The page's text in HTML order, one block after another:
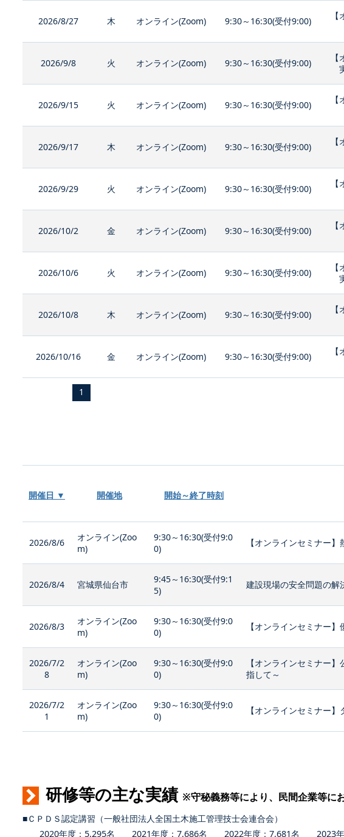
2026/8/27 木 オンライン(Zoom) 9:30～16:30(受付9:00)
2026/9/8 火 オンライン(Zoom) 9:30～16:30(受付9:00)
2026/9/15 火 オンライン(Zoom) 9:30～16:30(受付9:00)
2026/9/17 木 オンライン(Zoom) 9:30～16:30(受付9:00)
2026/9/29 火 オンライン(Zoom) 9:30～16:30(受付9:00)
2026/10/2 金 オンライン(Zoom) 9:30～16:30(受付9:00)
2026/10/6 火 オンライン(Zoom) 9:30～16:30(受付9:00)
2026/10/8 木 オンライン(Zoom) 9:30～16:30(受付9:00)
2026/10/16 金 オンライン(Zoom) 9:30～16:30(受付9:00)
1
開催日 ▼ 開催地 開始～終了時刻
2026/8/6
オンライン(Zoo
m)
9:30～16:30(受付9:0
0)
【オンラインセミナー
2026/8/4 宮城県仙台市
9:45～16:30(受付9:1
5)
建設現場の安全問題の解
2026/8/3
オンライン(Zoo
m)
9:30～16:30(受付9:0
0)
【オンラインセミナー
2026/7/2
8
オンライン(Zoo
m)
9:30～16:30(受付9:0
0)
【オンラインセミナー
指して～
2026/7/2
1
オンライン(Zoo
m)
9:30～16:30(受付9:0
0)
【オンラインセミナー
研修等の主な実績 ※守秘義務等により、民間企業等に
■ＣＰＤＳ認定講習（一般社団法人全国土木施工管理技士会連合会）
2020年度：5,295名 2021年度：7,686名 2022年度：7,681名 2023年